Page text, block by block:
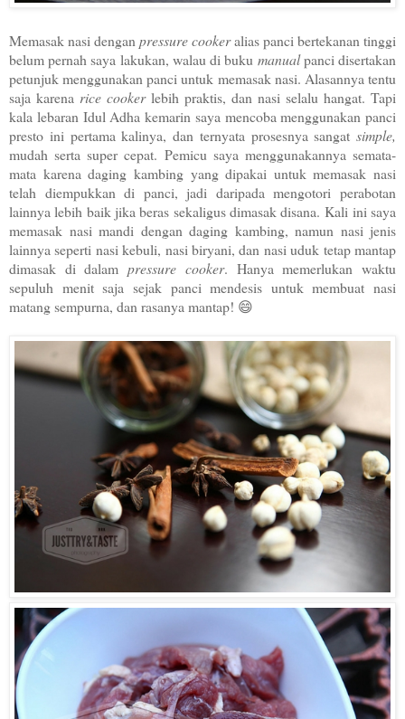
Memasak nasi denganpressure cookeralias panci bertekanan tinggi
belum pernah saya lakukan, walau di buku manualpanci disertakan
petunjuk menggunakan panci untuk memasak nasi. Alasannya tentu
saja karena rice cookerlebih praktis, dan nasi selalu hangat. Tapi
kala lebaran Idul Adha kemarin saya mencoba menggunakan panci
presto ini pertama kalinya, dan ternyata prosesnya sangat simple,
mudah serta super cepat. Pemicu saya menggunakannya semata-
mata karena daging kambing yang dipakai untuk memasak nasi
telah diempukkan di panci, jadi daripada mengotori perabotan
lainnya lebih baik jika beras sekaligus dimasak disana.Kali ini saya
memasak nasi mandi dengan daging kambing, namun nasi jenis
lainnya seperti nasi kebuli, nasi biryani, dan nasi uduk tetap mantap
dimasak di dalampressure cooker. Hanya memerlukan waktu
sepuluh menit saja sejak panci mendesis untuk membuat nasi
matang sempurna, dan rasanya mantap! 😄